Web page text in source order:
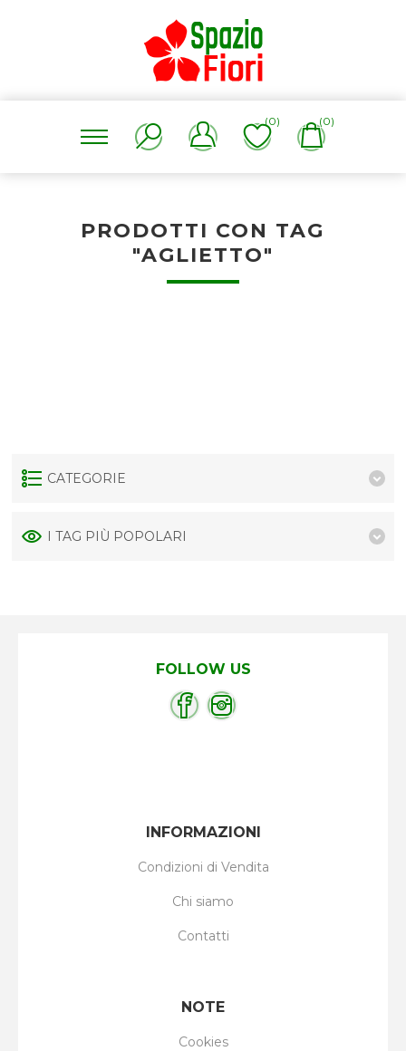
(0) (0)
PRODOTTI CON TAG
"AGLIETTO"
CATEGORIE
I TAG PIÙ POPOLARI
FOLLOW US
INFORMAZIONI
Condizioni di Vendita
Chi siamo
Contatti
NOTE
Cookies